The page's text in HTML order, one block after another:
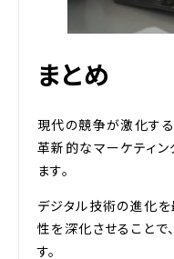
まとめ
現代の競争が激化す
革新的なマーケティ
ます。
デジタル技術の進化
性を深化させること
す。